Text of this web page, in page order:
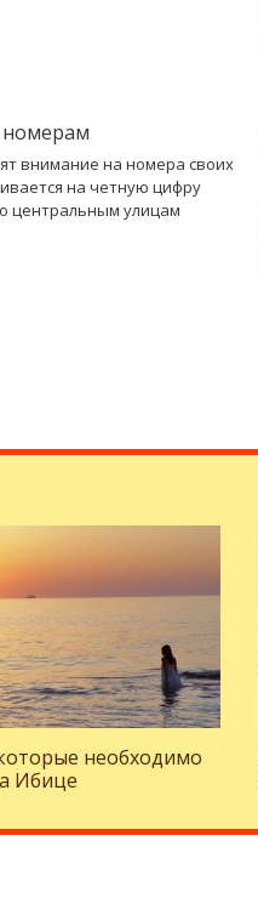
номерам
внимание на номера своих
на четную цифру
центральным улицам
необходимо
Ибице